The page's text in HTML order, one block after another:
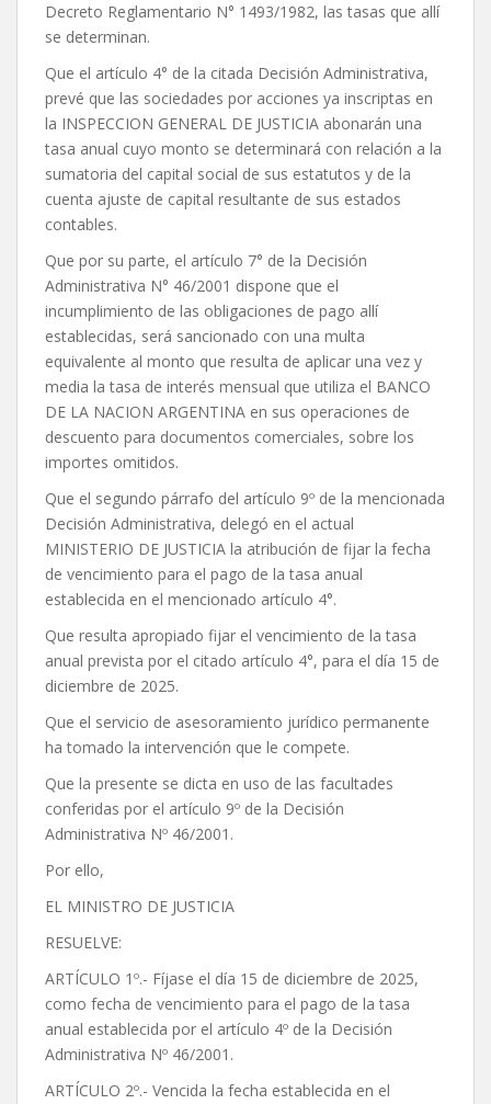
Decreto Reglamentario N° 1493/1982, las tasas que allí
se determinan.
Que el artículo 4° de la citada Decisión Administrativa,
prevé que las sociedades por acciones ya inscriptas en
la INSPECCION GENERAL DE JUSTICIA abonarán una
tasa anual cuyo monto se determinará con relación a la
sumatoria del capital social de sus estatutos y de la
cuenta ajuste de capital resultante de sus estados
contables.
Que por su parte, el artículo 7° de la Decisión
Administrativa N° 46/2001 dispone que el
incumplimiento de las obligaciones de pago allí
establecidas, será sancionado con una multa
equivalente al monto que resulta de aplicar una vez y
media la tasa de interés mensual que utiliza el BANCO
DE LA NACION ARGENTINA en sus operaciones de
descuento para documentos comerciales, sobre los
importes omitidos.
Que el segundo párrafo del artículo 9º de la mencionada
Decisión Administrativa, delegó en el actual
MINISTERIO DE JUSTICIA la atribución de fijar la fecha
de vencimiento para el pago de la tasa anual
establecida en el mencionado artículo 4°.
Que resulta apropiado fijar el vencimiento de la tasa
anual prevista por el citado artículo 4°, para el día 15 de
diciembre de 2025.
Que el servicio de asesoramiento jurídico permanente
ha tomado la intervención que le compete.
Que la presente se dicta en uso de las facultades
conferidas por el artículo 9º de la Decisión
Administrativa Nº 46/2001.
Por ello,
EL MINISTRO DE JUSTICIA
RESUELVE:
ARTÍCULO 1º.- Fíjase el día 15 de diciembre de 2025,
como fecha de vencimiento para el pago de la tasa
anual establecida por el artículo 4º de la Decisión
Administrativa Nº 46/2001.
ARTÍCULO 2º.- Vencida la fecha establecida en el